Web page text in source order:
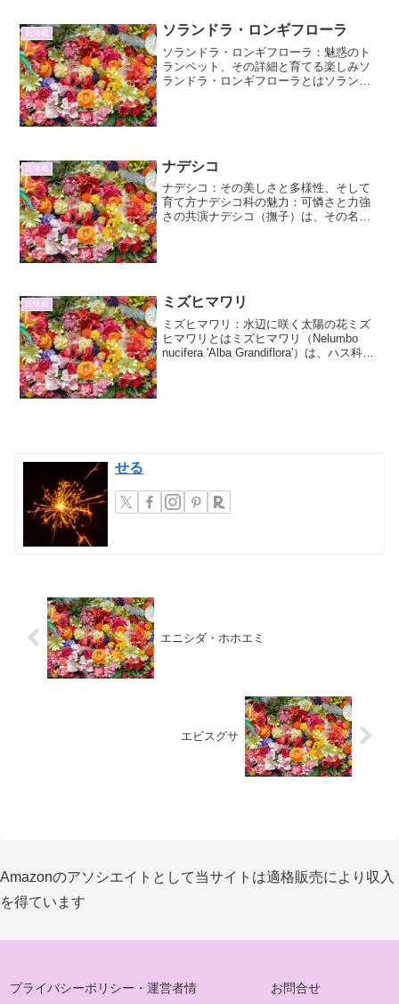
です。しかし、夏の暑さに対しては非常
にデリケートな性質を持っ...
花情報 ソランドラ・ロンギフローラ
ソランドラ・ロンギフローラ：魅惑のト
ランペット、その詳細と育てる楽しみソ
ランドラ・ロンギフローラとはソランド
花情報 ナデシコ
ナデシコ：その美しさと多様性、そして
育て方ナデシコ科の魅力：可憐さと力強
さの共演ナデシコ（撫子）は、その名前
花情報 ミズヒマワリ
ミズヒマワリ：水辺に咲く太陽の花ミズ
ヒマワリとはミズヒマワリ（Nelumbo
nucifera 'Alba Grandiflora'）は、ハス科ハ
せる
エニシダ・ホホエミ
エビスグサ
Amazonのアソシエイトとして当サイトは適格販売により収入
を得ています
プライバシーポリシー・運営者情
お問合せ